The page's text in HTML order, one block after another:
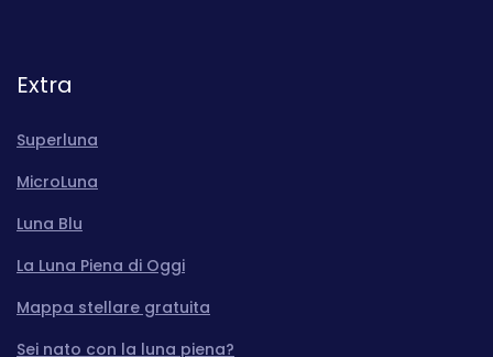
Extra
Superluna
MicroLuna
Luna Blu
La Luna Piena di Oggi
Mappa stellare gratuita
Sei nato con la luna piena?